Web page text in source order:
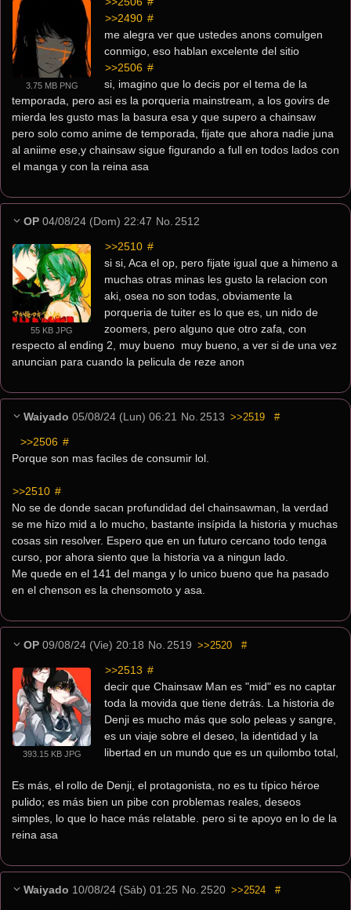
3.75 MB PNG
>>2490 #
me alegra ver que ustedes anons comulgen
conmigo, eso hablan excelente del sitio
>>2506 #
si, imagino que lo decis por el tema de la
temporada, pero asi es la porqueria mainstream, a los govirs de
mierda les gusto mas la basura esa y que supero a chainsaw
pero solo como anime de temporada, fijate que ahora nadie juna
al aniime ese,y chainsaw sigue figurando a full en todos lados con
el manga y con la reina asa
OP 04/08/24 (Dom) 22:47 No. 2512
55 KB JPG
>>2510 #
si si, Aca el op, pero fijate igual que a himeno a
muchas otras minas les gusto la relacion con
aki, osea no son todas, obviamente la
porqueria de tuiter es lo que es, un nido de
zoomers, pero alguno que otro zafa, con
respecto al ending 2, muy bueno  muy bueno, a ver si de una vez
anuncian para cuando la pelicula de reze anon
Waiyado 05/08/24 (Lun) 06:21 No. 2513 >>2519 #
>>2506 #
Porque son mas faciles de consumir lol.
>>2510 #
No se de donde sacan profundidad del chainsawman, la verdad
se me hizo mid a lo mucho, bastante insípida la historia y muchas
cosas sin resolver. Espero que en un futuro cercano todo tenga
curso, por ahora siento que la historia va a ningun lado.
Me quede en el 141 del manga y lo unico bueno que ha pasado
en el chenson es la chensomoto y asa.
OP 09/08/24 (Vie) 20:18 No. 2519 >>2520 #
393.15 KB JPG
>>2513 #
decir que Chainsaw Man es "mid" es no captar
toda la movida que tiene detrás. La historia de
Denji es mucho más que solo peleas y sangre,
es un viaje sobre el deseo, la identidad y la
libertad en un mundo que es un quilombo total,
Es más, el rollo de Denji, el protagonista, no es tu típico héroe
pulido; es más bien un pibe con problemas reales, deseos
simples, lo que lo hace más relatable. pero si te apoyo en lo de la
reina asa
Waiyado 10/08/24 (Sáb) 01:25 No. 2520 >>2524 #